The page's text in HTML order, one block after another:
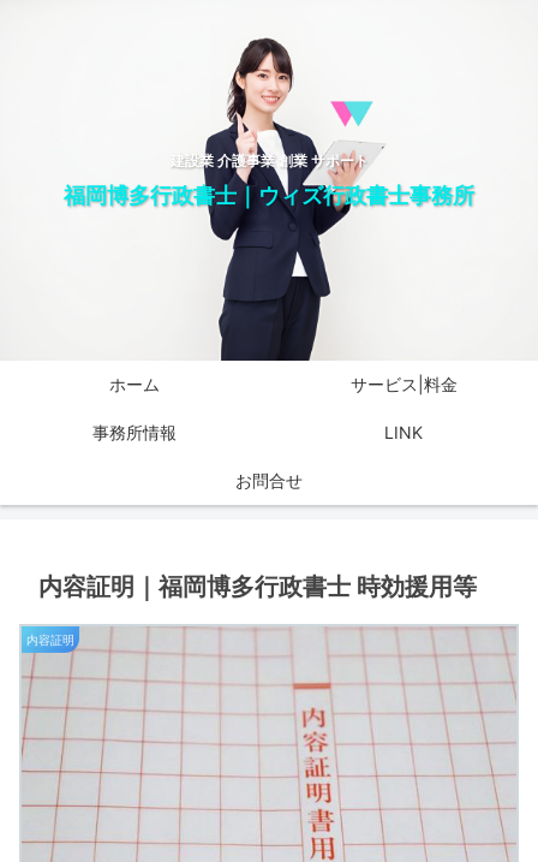
建設業 介護事業 創業 サポート
福岡博多行政書士｜ウィズ行政書士事務所
ホーム サービス|料金
事務所情報 LINK
お問合せ
内容証明｜福岡博多行政書士 時効援用等
内容証明